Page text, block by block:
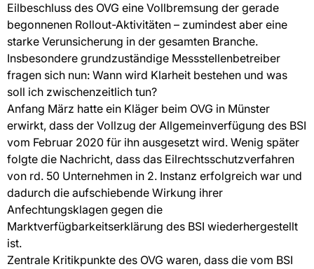
Eilbeschluss des OVG eine Vollbremsung der gerade
begonnenen Rollout-Aktivitäten – zumindest aber eine
starke Verunsicherung in der gesamten Branche.
Insbesondere grundzuständige Messstellenbetreiber
fragen sich nun: Wann wird Klarheit bestehen und was
soll ich zwischenzeitlich tun?
Anfang März hatte ein Kläger beim OVG in Münster
erwirkt, dass der Vollzug der Allgemeinverfügung des BSI
vom Februar 2020 für ihn ausgesetzt wird. Wenig später
folgte die Nachricht, dass das Eilrechtsschutzverfahren
von rd. 50 Unternehmen in 2. Instanz erfolgreich war und
dadurch die aufschiebende Wirkung ihrer
Anfechtungsklagen gegen die
Marktverfügbarkeitserklärung des BSI wiederhergestellt
ist.
Zentrale Kritikpunkte des OVG waren, dass die vom BSI